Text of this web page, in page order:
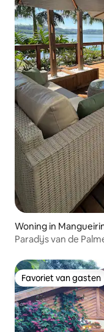
Woning in
Paradijs van de
Favoriet van gasten
Favoriet van gasten